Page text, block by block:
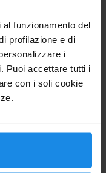
funzionamento del
profilazione e di
i
Puoi accettare tutti i
con i soli cookie
OUT
2026